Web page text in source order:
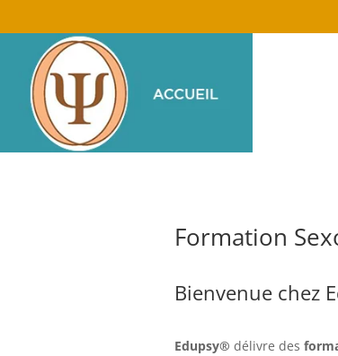
Formation
Bienvenue chez
Edupsy® délivre des